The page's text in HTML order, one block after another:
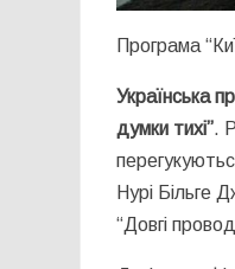
Програма
Українська
думки тихі”.
Нурі Більге
“Довгі